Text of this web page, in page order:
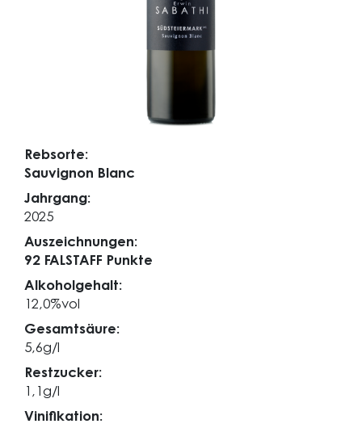
Rebsorte:
Sauvignon Blanc
Jahrgang:
2025
Auszeichnungen:
92 FALSTAFF Punkte
Alkoholgehalt:
12,0%vol
Gesamtsäure:
5,6g/l
Restzucker:
1,1g/l
Vinifikation: